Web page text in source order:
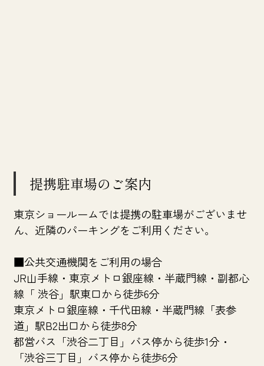
提携駐車場のご案内
東京ショールームでは提携の駐車場がございませ
ん、近隣のパーキングをご利用ください。
■公共交通機関をご利用の場合
JR山手線・東京メトロ銀座線・半蔵門線・副都心
線「 渋谷」駅東口から徒歩6分
東京メトロ銀座線・千代田線・半蔵門線「表参
道」駅B2出口から徒歩8分
都営バス「渋谷二丁目」バス停から徒歩1分・
「渋谷三丁目」バス停から徒歩6分